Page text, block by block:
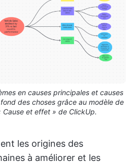
en causes principales et causes
des choses grâce au modèle de
Cause et effet » de ClickUp.
les origines des
à améliorer et les